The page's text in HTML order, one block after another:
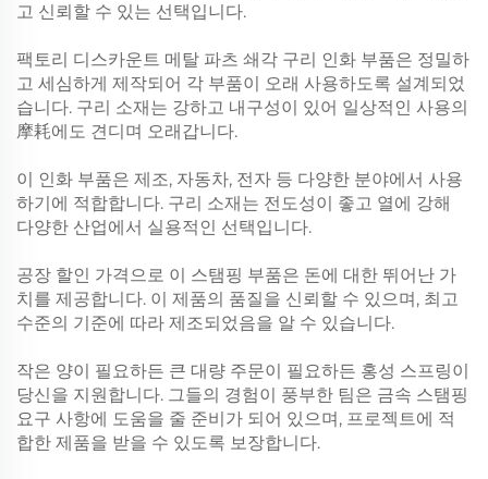
고 신뢰할 수 있는 선택입니다.
팩토리 디스카운트 메탈 파츠 쇄각 구리 인화 부품은 정밀하
고 세심하게 제작되어 각 부품이 오래 사용하도록 설계되었
습니다. 구리 소재는 강하고 내구성이 있어 일상적인 사용의
摩耗에도 견디며 오래갑니다.
이 인화 부품은 제조, 자동차, 전자 등 다양한 분야에서 사용
하기에 적합합니다. 구리 소재는 전도성이 좋고 열에 강해
다양한 산업에서 실용적인 선택입니다.
공장 할인 가격으로 이 스탬핑 부품은 돈에 대한 뛰어난 가
치를 제공합니다. 이 제품의 품질을 신뢰할 수 있으며, 최고
수준의 기준에 따라 제조되었음을 알 수 있습니다.
작은 양이 필요하든 큰 대량 주문이 필요하든 홍성 스프링이
당신을 지원합니다. 그들의 경험이 풍부한 팀은 금속 스탬핑
요구 사항에 도움을 줄 준비가 되어 있으며, 프로젝트에 적
합한 제품을 받을 수 있도록 보장합니다.